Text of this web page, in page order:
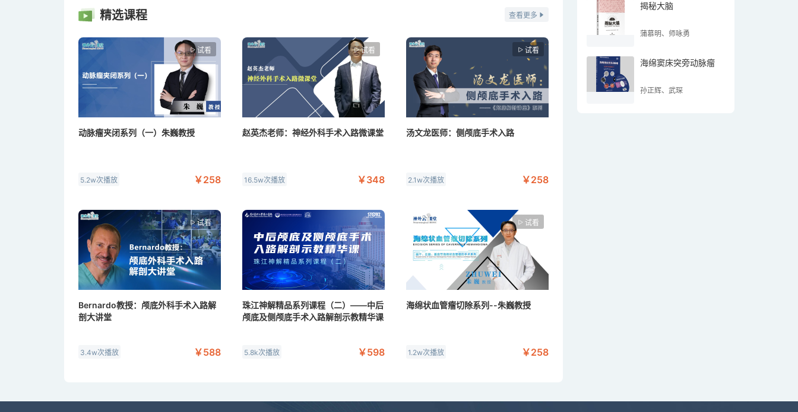
精选课程 查看更多
试看
动脉瘤夹闭系列（一）朱巍教授
5.2w次播放 ￥258
试看
赵英杰老师：神经外科手术入路微课堂
16.5w次播放 ￥348
试看
汤文龙医师：侧颅底手术入路
2.1w次播放 ￥258
试看
Bernardo教授：颅底外科手术入路解
剖大讲堂
3.4w次播放 ￥588
珠江神解精品系列课程（二）——中后
颅底及侧颅底手术入路解剖示教精华课
5.8k次播放 ￥598
试看
海绵状血管瘤切除系列--朱巍教授
1.2w次播放 ￥258
Grisold、Stefan Meng
揭秘大脑
蒲慕明、师咏勇
海绵窦床突旁动脉瘤
孙正辉、武琛